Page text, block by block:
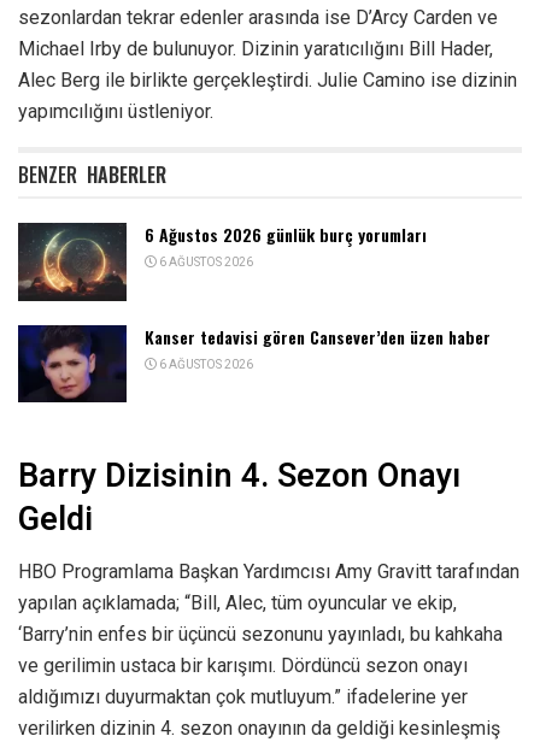
sezonlardan tekrar edenler arasında ise D’Arcy Carden ve
Michael Irby de bulunuyor. Dizinin yaratıcılığını Bill Hader,
Alec Berg ile birlikte gerçekleştirdi. Julie Camino ise dizinin
yapımcılığını üstleniyor.
BENZER HABERLER
6 Ağustos 2026 günlük burç yorumları
6 AĞUSTOS 2026
Kanser tedavisi gören Cansever’den üzen haber
6 AĞUSTOS 2026
Barry Dizisinin 4. Sezon Onayı
Geldi
HBO Programlama Başkan Yardımcısı Amy Gravitt tarafından
yapılan açıklamada; “Bill, Alec, tüm oyuncular ve ekip,
‘Barry’nin enfes bir üçüncü sezonunu yayınladı, bu kahkaha
ve gerilimin ustaca bir karışımı. Dördüncü sezon onayı
aldığımızı duyurmaktan çok mutluyum.” ifadelerine yer
verilirken dizinin 4. sezon onayının da geldiği kesinleşmiş